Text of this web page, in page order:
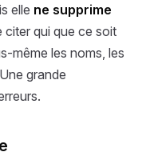
elle ne supprime
citer qui que ce soit
même les noms, les
grande